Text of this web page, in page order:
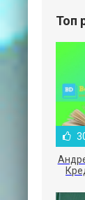
Топ